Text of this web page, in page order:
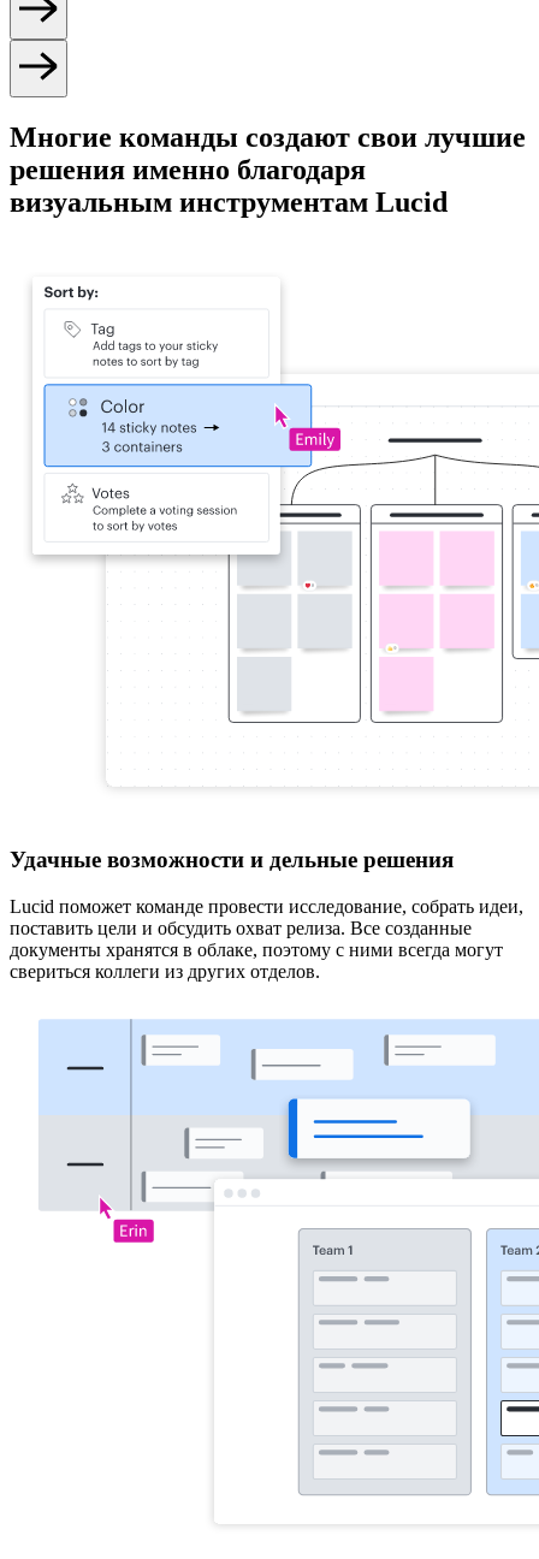
Многие команды создают свои лучшие
решения именно благодаря
визуальным инструментам Lucid
Удачные возможности и дельные решения
Lucid поможет команде провести исследование, собрать идеи,
поставить цели и обсудить охват релиза. Все созданные
документы хранятся в облаке, поэтому с ними всегда могут
свериться коллеги из других отделов.